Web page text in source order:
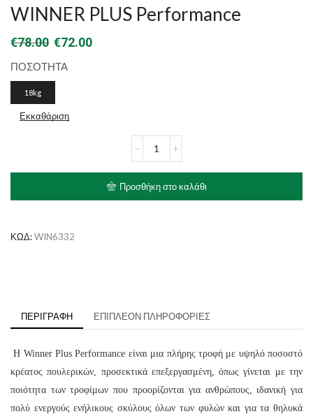
WINNER PLUS Performance
€78.00 Original
price
was:
€78.00.
€72.00Η
ΠΟΣΟΤΗΤΑ
18kg
Εκκαθάριση
Προσθήκη στο καλάθι
ΚΩΔ:WIN6332
ΠΕΡΙΓΡΑΦΉ ΕΠΙΠΛΈΟΝ ΠΛΗΡΟΦΟΡΊΕΣ
H Winner Plus Performance είναι μια πλήρης τροφή με υψηλό ποσοστό
κρέατος πουλερικών, προσεκτικά επεξεργασμένη, όπως γίνεται με την
ποιότητα των τροφίμων που προορίζονται για ανθρώπους, ιδανική για
πολύ ενεργούς ενήλικους σκύλους όλων των φυλών και για τα θηλυκά